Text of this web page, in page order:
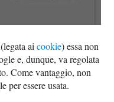
(legata aicookie) essa non
e, dunque, va regolata
Come vantaggio, non
per essere usata.